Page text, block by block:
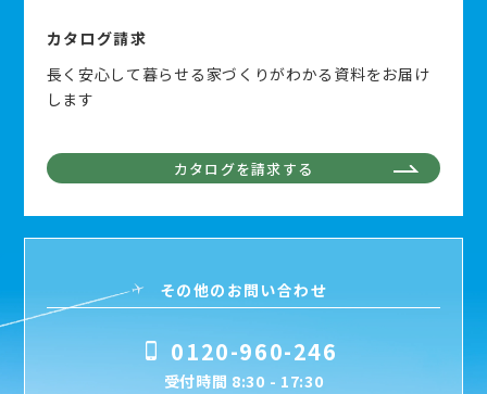
カタログ請求
長く安心して暮らせる家づくりがわかる資料をお届け
します
カタログを請求する
その他のお問い合わせ
0120-960-246
受付時間 8:30 - 17:30